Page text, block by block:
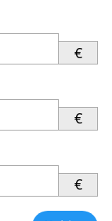
€
€
€